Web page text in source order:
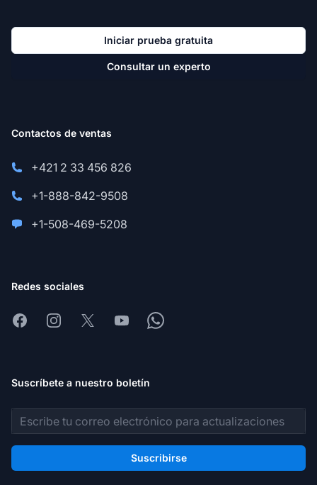
Iniciar prueba gratuita
Consultar un experto
Contactos de ventas
+421 2 33 456 826
+1-888-842-9508
+1-508-469-5208
Redes sociales
FacebookInstagram
X YoutubeWhatsapp
Suscríbete a nuestro boletín
Dirección de correo electrónico
Suscribirse